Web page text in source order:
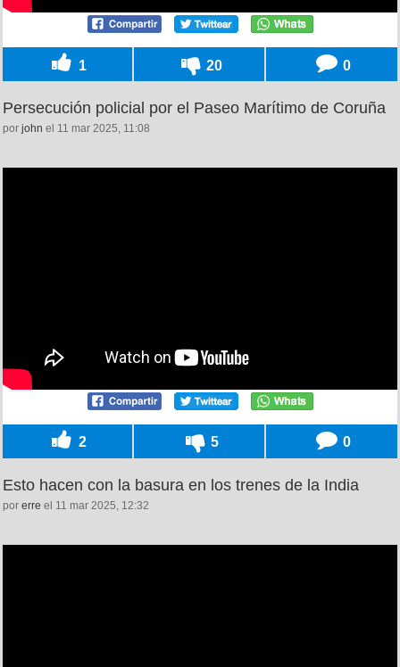
1 20 0
Persecución policial por el Paseo Marítimo de Coruña
por john el 11 mar 2025, 11:08
2 5 0
Esto hacen con la basura en los trenes de la India
por erre el 11 mar 2025, 12:32